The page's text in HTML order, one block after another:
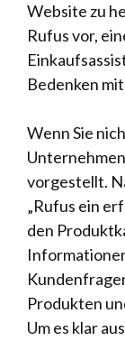
Website zu
Rufus vor,
Bedenken
Wenn Sie
vorgestellt.
„Rufus ein
den
Produkten
Um es klar